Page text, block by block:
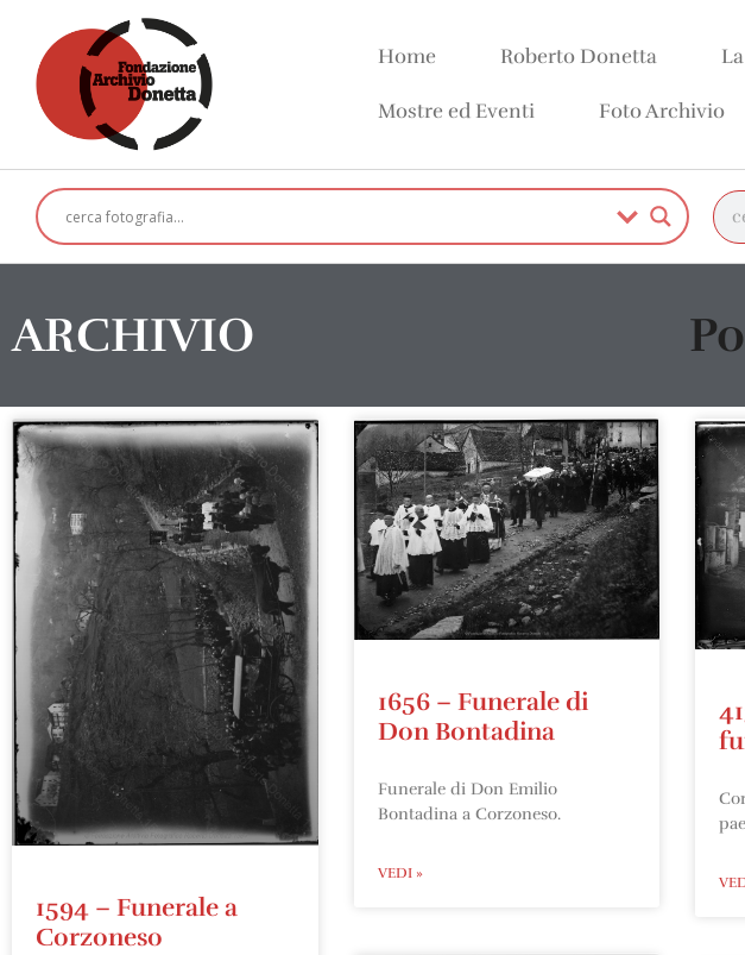
Home Roberto Donetta
Mostre ed Eventi Foto Archivio
ARCHIVIO
1594 – Funerale a
Corzoneso
1656 – Funerale di
Don Bontadina
Funerale di Don Emilio
Bontadina a Corzoneso.
VEDI »